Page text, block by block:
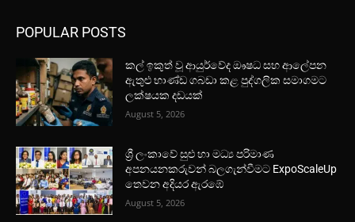
POPULAR POSTS
කල් ඉකුත් වූ ආයුර්වේද ඖෂධ සහ ආලේපන
ඇතුළු භාණ්ඩ ගබඩා කළ පුද්ගලික සමාගමට
ලක්ෂයක දඩයක්
August 5, 2026
ශ්‍රී ලංකාවේ සුළු හා මධ්‍ය පරිමාණ
අපනයනකරුවන් බලගැන්වීමට ExpoScaleUp
තෙවන අදියර ඇරඹේ
August 5, 2026